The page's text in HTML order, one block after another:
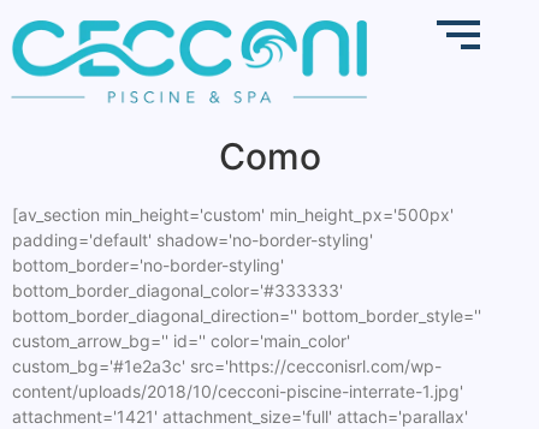
Como
[av_section min_height='custom' min_height_px='500px'
padding='default' shadow='no-border-styling'
bottom_border='no-border-styling'
bottom_border_diagonal_color='#333333'
bottom_border_diagonal_direction='' bottom_border_style=''
custom_arrow_bg='' id='' color='main_color'
custom_bg='#1e2a3c' src='https://cecconisrl.com/wp-
content/uploads/2018/10/cecconi-piscine-interrate-1.jpg'
attachment='1421' attachment_size='full' attach='parallax'